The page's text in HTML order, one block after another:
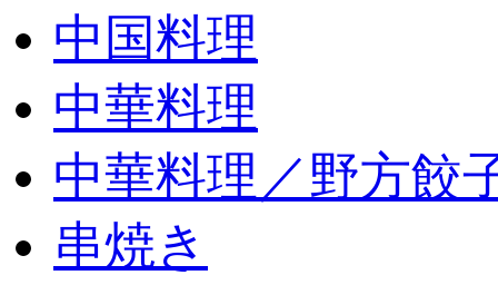
中国料理
中華料理
中華料理／野方餃
串焼き